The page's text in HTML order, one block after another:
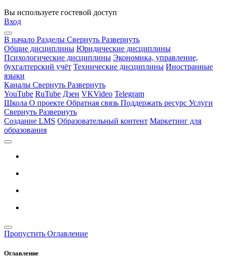
Вы используете гостевой доступ
Вход
В начало Разделы Свернуть Развернуть
Общие дисциплины Юридические дисциплины
Психологические дисциплины Экономика, управление,
бухгалтерский учёт Технические дисциплины Иностранные
языки
Каналы Свернуть Развернуть
YouTube RuTube Дзен VKVideo Telegram
Школа О проекте Обратная связь Поддержать ресурс Услуги
Свернуть Развернуть
Создание LMS Образовательный контент Маркетинг для
образования
Пропустить Оглавление
Оглавление